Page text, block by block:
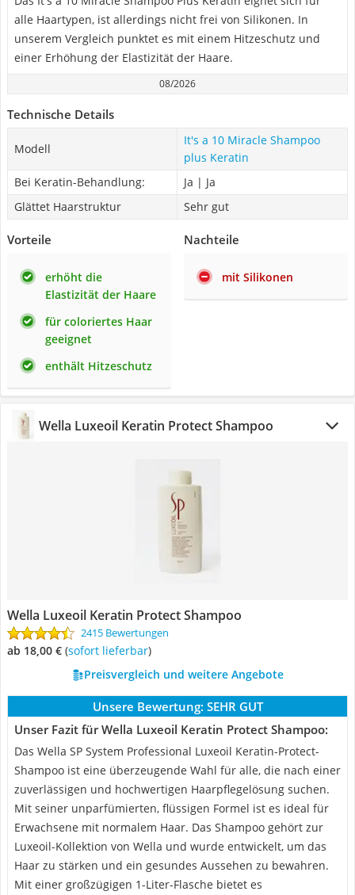
alle Haartypen, ist allerdings nicht frei von Silikonen. In
unserem Vergleich punktet es mit einem Hitzeschutz und
einer Erhöhung der Elastizität der Haare.
08/2026
Technische Details
Modell
It's a 10 Miracle Shampoo
plus Keratin
Bei Keratin-Behandlung:
Ja | Ja
Glättet Haarstruktur
Sehr gut
Vorteile
erhöht die
Elastizität der Haare
für coloriertes Haar
geeignet
enthält Hitzeschutz
Nachteile
mit Silikonen
Wella Luxeoil Keratin Protect Shampoo
Wella Luxeoil Keratin Protect Shampoo
2415 Bewertungen
ab 18,00 € ( Sofort lieferbar)
Preisvergleich und weitere Angebote
Unsere Bewertung: SEHR GUT
Unser Fazit für Wella Luxeoil Keratin Protect Shampoo:
Das Wella SP System Professional Luxeoil Keratin-Protect-
Shampoo ist eine überzeugende Wahl für alle, die nach einer
zuverlässigen und hochwertigen Haarpflegelösung suchen.
Mit seiner unparfümierten, flüssigen Formel ist es ideal für
Erwachsene mit normalem Haar. Das Shampoo gehört zur
Luxeoil-Kollektion von Wella und wurde entwickelt, um das
Haar zu stärken und ein gesundes Aussehen zu bewahren.
Mit einer großzügigen 1-Liter-Flasche bietet es